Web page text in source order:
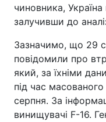
чиновника,
залучивши до
Зазначимо, що 29
повідомили про
який, за їхніми
під час
серпня. За
винищувачі F-16.